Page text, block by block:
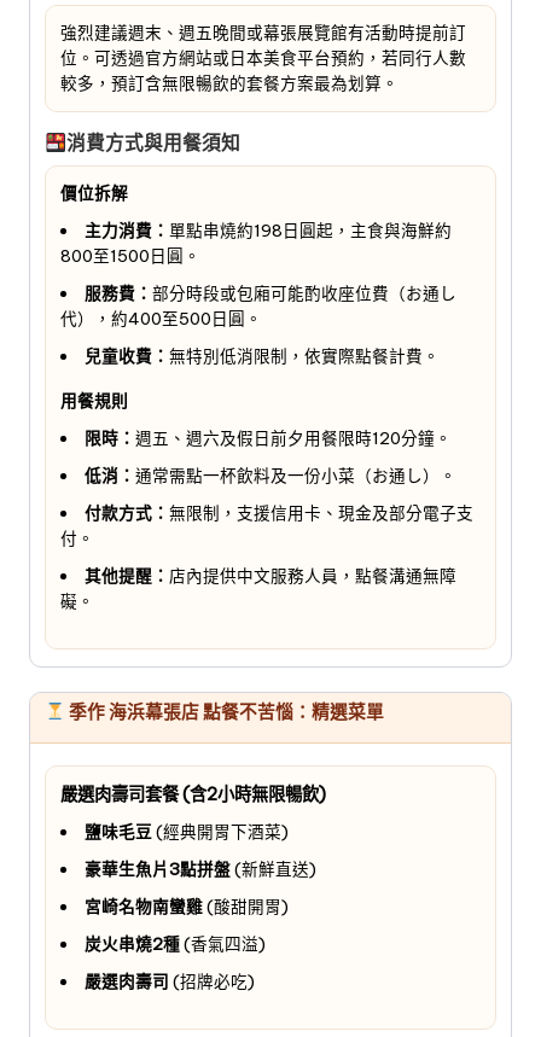
強烈建議週末、週五晚間或幕張展覽館有活動時提前訂
位。可透過官方網站或日本美食平台預約，若同行人數
較多，預訂含無限暢飲的套餐方案最為划算。
消費方式與用餐須知
價位拆解
主力消費： 單點串燒約198日圓起，主食與海鮮約
800至1500日圓。
服務費： 部分時段或包廂可能酌收座位費（お通し
代），約400至500日圓。
兒童收費： 無特別低消限制，依實際點餐計費。
用餐規則
限時： 週五、週六及假日前夕用餐限時120分鐘。
低消： 通常需點一杯飲料及一份小菜（お通し）。
付款方式： 無限制，支援信用卡、現金及部分電子支
付。
其他提醒： 店內提供中文服務人員，點餐溝通無障
礙。
季作 海浜幕張店 點餐不苦惱：精選菜單
嚴選肉壽司套餐 (含2小時無限暢飲)
鹽味毛豆(經典開胃下酒菜)
豪華生魚片3點拼盤(新鮮直送)
宮崎名物南蠻雞(酸甜開胃)
炭火串燒2種(香氣四溢)
嚴選肉壽司 (招牌必吃)